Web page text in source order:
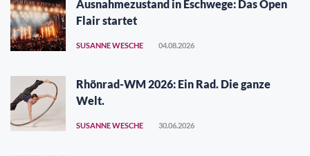
Ausnahmezustand in Eschwege: Das Open
Flair startet
SUSANNE WESCHE 04.08.2026
Rhönrad-WM 2026: Ein Rad. Die ganze
Welt.
SUSANNE WESCHE 30.06.2026